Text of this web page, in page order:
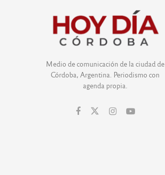
Medio de comunicación de la ciudad de
Córdoba, Argentina. Periodismo con
agenda propia.